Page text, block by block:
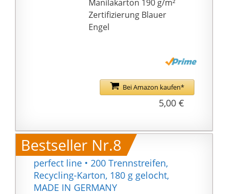
Manilakarton 190 g/m²
Zertifizierung Blauer
Engel
Bei Amazon kaufen*
5,00 €
Bestseller Nr.8
perfect line • 200 Trennstreifen,
Recycling-Karton, 180 g gelocht,
MADE IN GERMANY